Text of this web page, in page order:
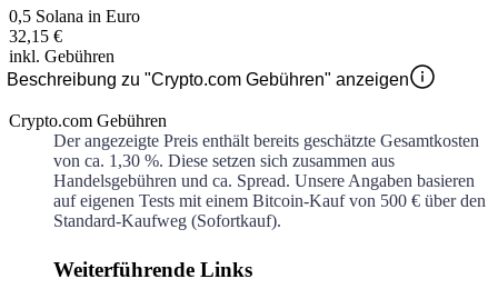
0,5 Solana in Euro
32,15 €
inkl. Gebühren
Beschreibung zu "Crypto.com Gebühren" anzeigen
Crypto.com Gebühren
Der angezeigte Preis enthält bereits geschätzte Gesamtkosten
von ca. 1,30 %. Diese setzen sich zusammen aus
Handelsgebühren und ca. Spread. Unsere Angaben basieren
auf eigenen Tests mit einem Bitcoin-Kauf von 500 € über den
Standard-Kaufweg (Sofortkauf).
Weiterführende Links